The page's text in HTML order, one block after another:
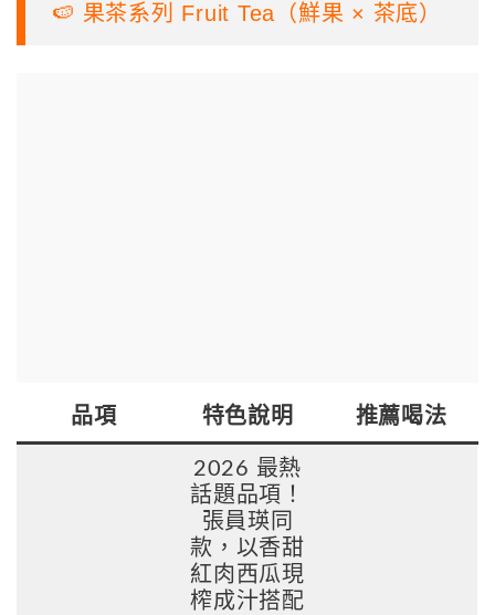
🍉 果茶系列 Fruit Tea（鮮果 × 茶底）
品項 特色說明 推薦喝法
2026 最熱
話題品項！
張員瑛同
款，以香甜
紅肉西瓜現
榨成汁搭配